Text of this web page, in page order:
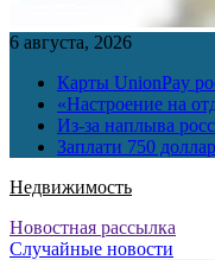
6 августа, 2026
Карты UnionPay
«Настроение на
Из-за наплыва
Заплати 750
Недвижимость
Новостная рассылка
Случайные новости